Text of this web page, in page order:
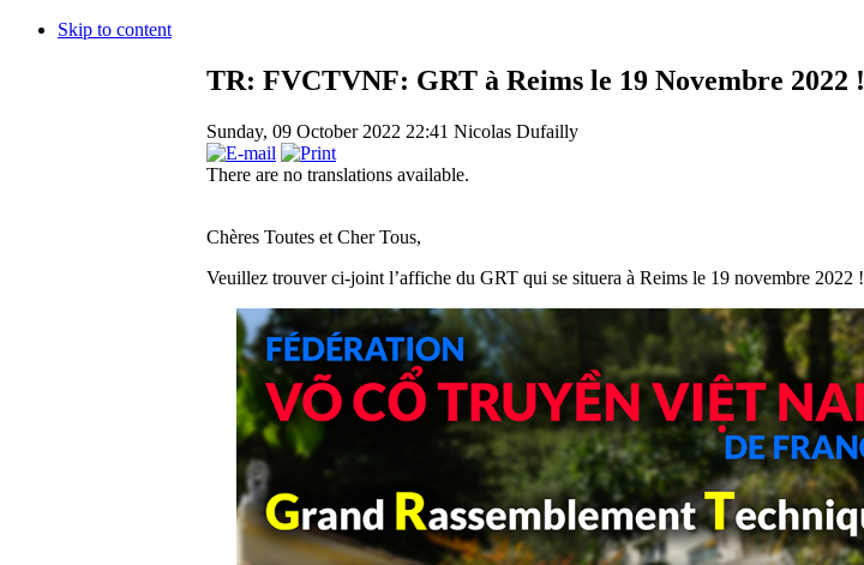
Skip to content
TR: FVCTVNF: GRT à Reims le 19 Novembre 2022 !
Sunday, 09 October 2022 22:41 Nicolas Dufailly
There are no translations available.
Chères Toutes et Cher Tous,
Veuillez trouver ci-joint l’affiche du GRT qui se situera à Reims le 19 novembre 2022 !